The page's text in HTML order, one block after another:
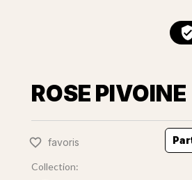
ROSE PIVOINE
favoris
Collection: